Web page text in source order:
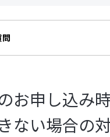
お申し込み
ない場合の